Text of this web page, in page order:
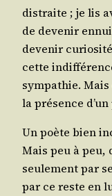
dis­traite ; je lis
de deve­nir
deve­nir
cette
sym­pa­thie.
la pré­sence d’un
Un poète bien
Mais peu à peu,
seule­ment par
par ce reste en